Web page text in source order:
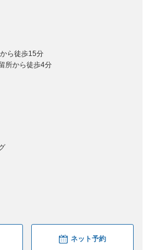
ら徒歩15分
所から徒歩4分
ネット予約